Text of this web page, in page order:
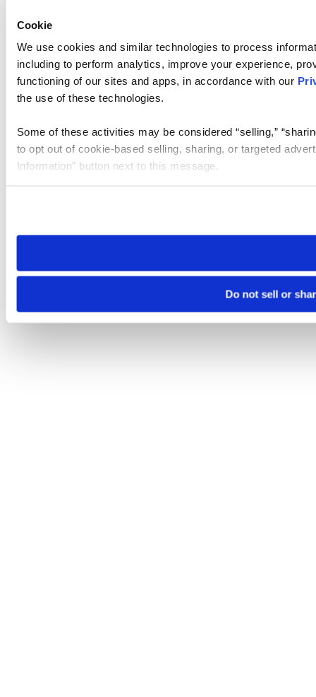
Cookie
We use cookies and similar technologies to process
including to perform analytics, improve your experience,
functioning of our sites and apps, in accordance with our
the use of these technologies.
Some of these activities may be considered “selling,”
to opt out of cookie-based selling, sharing, or targeted
Information” button next to this message.
need to be set again.
Do not sell or